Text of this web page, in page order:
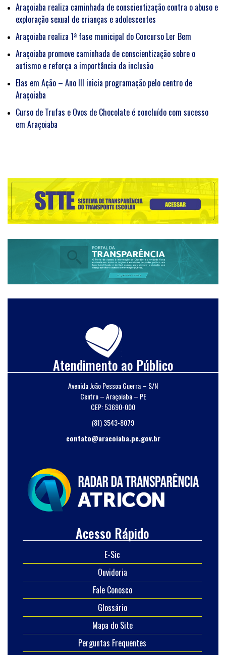
Araçoiaba realiza caminhada de conscientização contra o abuso e
exploração sexual de crianças e adolescentes
Araçoiaba realiza 1ª fase municipal do Concurso Ler Bem
Araçoiaba promove caminhada de conscientização sobre o
autismo e reforça a importância da inclusão
Elas em Ação – Ano III inicia programação pelo centro de
Araçoiaba
Curso de Trufas e Ovos de Chocolate é concluído com sucesso
em Araçoiaba
Atendimento ao Público
Avenida João Pessoa Guerra – S/N
Centro – Araçoiaba – PE
CEP: 53690-000
(81) 3543-8079
contato@aracoiaba.pe.gov.br
Acesso Rápido
E-Sic
Ouvidoria
Fale Conosco
Glossário
Mapa do Site
Perguntas Frequentes